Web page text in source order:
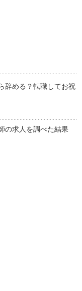
辞める？転職してお祝
の求人を調べた結果